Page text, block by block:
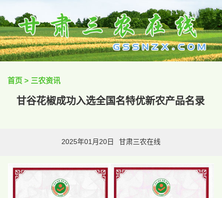
首页 > 三农资讯
甘谷花椒成功入选全国名特优新农产品名录
2025年01月20日 甘肃三农在线